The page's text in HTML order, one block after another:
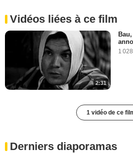
Vidéos liées à ce film
2:31
1
1 vidéo de ce
Derniers diaporamas